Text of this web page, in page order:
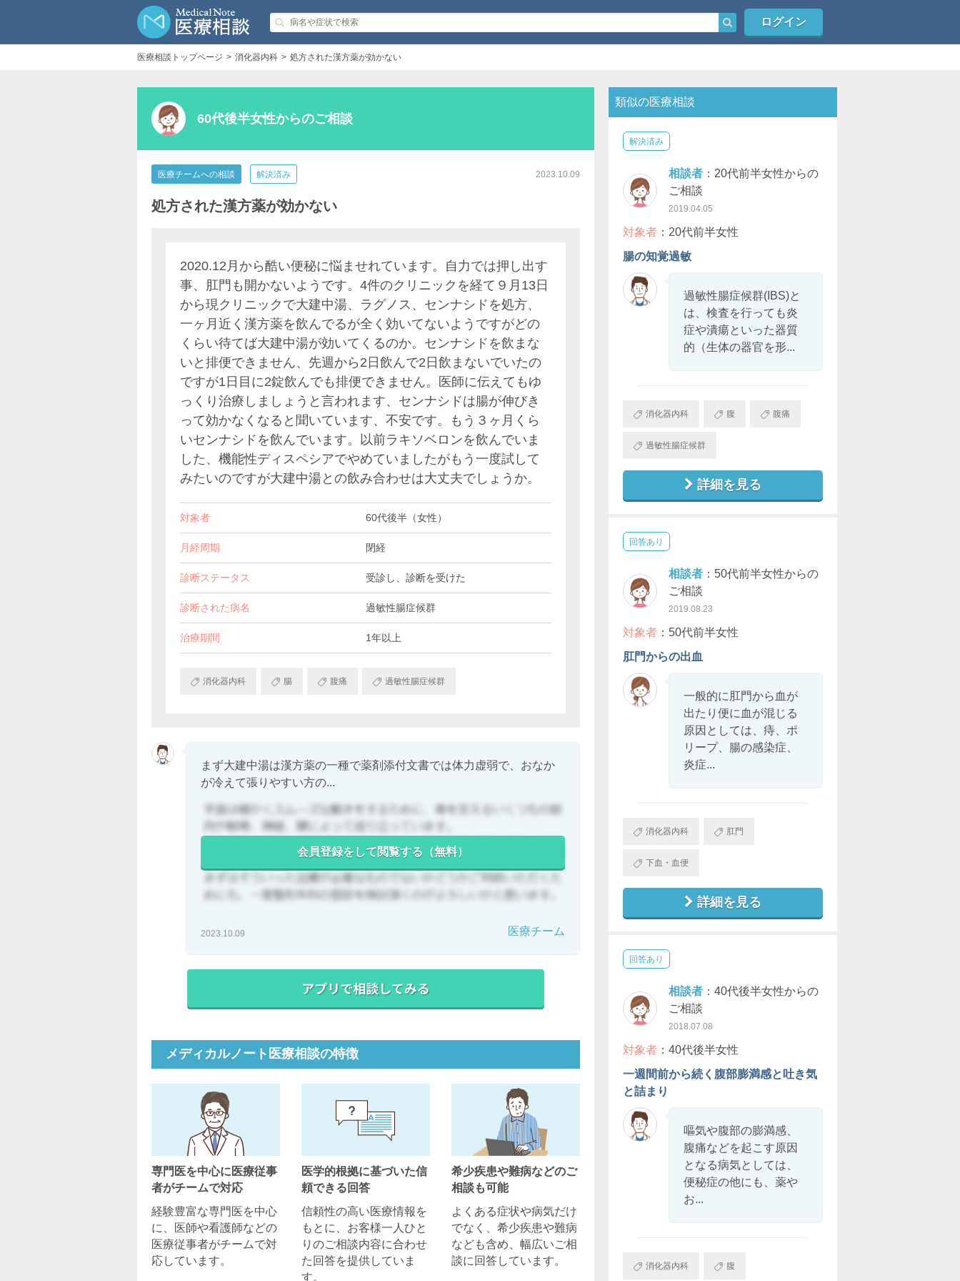
ログイン
医療相談トップページ 消化器内科 処方された漢方薬が効かない
60代後半女性からのご相談
医療チームへの相談 解決済み 2023.10.09
処方された漢方薬が効かない
2020.12月から酷い便秘に悩ませれています。自力では押し出す
事、肛門も開かないようです。4件のクリニックを経て９月13日
から現クリニックで大建中湯、ラグノス、センナシドを処方、
一ヶ月近く漢方薬を飲んでるが全く効いてないようですがどの
くらい待てば大建中湯が効いてくるのか。センナシドを飲まな
いと排便できません、先週から2日飲んで2日飲まないでいたの
ですが1日目に2錠飲んでも排便できません。医師に伝えてもゆ
っくり治療しましょうと言われます、センナシドは腸が伸びき
って効かなくなると聞いています、不安です。もう３ヶ月くら
いセンナシドを飲んでいます。以前ラキソベロンを飲んでいま
した、機能性ディスペシアでやめていましたがもう一度試して
みたいのですが大建中湯との飲み合わせは大丈夫でしょうか。
対象者 60代後半（女性）
月経周期 閉経
診断ステータス 受診し、診断を受けた
診断された病名 過敏性腸症候群
治療期間 1年以上
消化器内科 腸 腹痛 過敏性腸症候群
まず大建中湯は漢方薬の一種で薬剤添付文書では体力虚弱で、おなか
が冷えて張りやすい方の...
会員登録をして閲覧する（無料）
2023.10.09 医療チーム
メディカルノート医療相談の特徴
専門医を中心に医療従事
者がチームで対応
経験豊富な専門医を中心
に、医師や看護師などの
医療従事者がチームで対
応しています。
医学的根拠に基づいた信
頼できる回答
信頼性の高い医療情報を
もとに、お客様一人ひと
りのご相談内容に合わせ
た回答を提供していま
す。
希少疾患や難病などのご
相談も可能
よくある症状や病気だけ
でなく、希少疾患や難病
なども含め、幅広いご相
談に回答しています。
類似の医療相談
解決済み
相談者：20代前半女性からの
ご相談
2019.04.05
対象者：20代前半女性
腸の知覚過敏
過敏性腸症候群(IBS)と
は、検査を行っても炎
症や潰瘍といった器質
的（生体の器官を形...
消化器内科 腹 腹痛
過敏性腸症候群
詳細を見る
回答あり
相談者：50代前半女性からの
ご相談
2019.08.23
対象者：50代前半女性
肛門からの出血
一般的に肛門から血が
出たり便に血が混じる
原因としては、痔、ポ
リープ、腸の感染症、
炎症...
消化器内科 肛門
下血・血便
詳細を見る
回答あり
相談者：40代後半女性からの
ご相談
2018.07.08
対象者：40代後半女性
一週間前から続く腹部膨満感と吐き気
と詰まり
嘔気や腹部の膨満感、
腹痛などを起こす原因
となる病気としては、
便秘症の他にも、薬や
お...
消化器内科 腹